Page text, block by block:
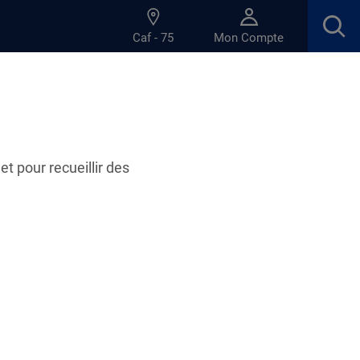
pour recueillir des
Caf - 75 Mon Compte